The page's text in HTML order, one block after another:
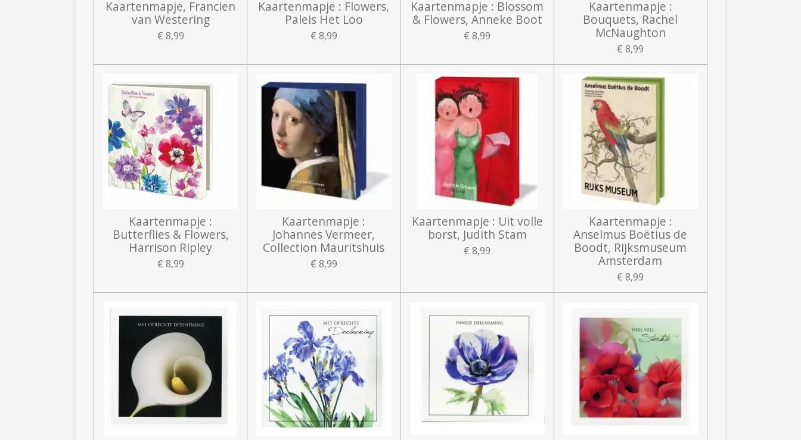
Kaartenmapje, Francien
van Westering
€ 8,99
Kaartenmapje : Flowers,
Paleis Het Loo
€ 8,99
Kaartenmapje : Blossom
& Flowers, Anneke Boot
€ 8,99
Kaartenmapje :
Bouquets, Rachel
McNaughton
€ 8,99
Kaartenmapje :
Butterflies & Flowers,
Harrison Ripley
€ 8,99
Kaartenmapje :
Johannes Vermeer,
Collection Mauritshuis
€ 8,99
Kaartenmapje : Uit volle
borst, Judith Stam
€ 8,99
Kaartenmapje :
Anselmus Boëtius de
Boodt, Rijksmuseum
Amsterdam
€ 8,99